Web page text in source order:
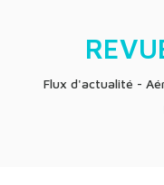
Flux d'actualité -